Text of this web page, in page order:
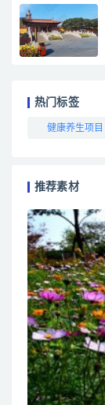
热门标签
健康养生项目
推荐素材